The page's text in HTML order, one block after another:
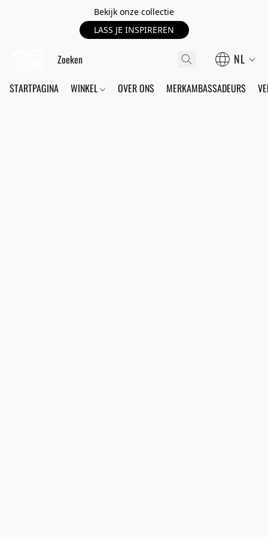
Bekijk onze collectie
LASS JE INSPIREREN
NL
STARTPAGINA WINKEL OVER ONS MERKAMBASSADEURS